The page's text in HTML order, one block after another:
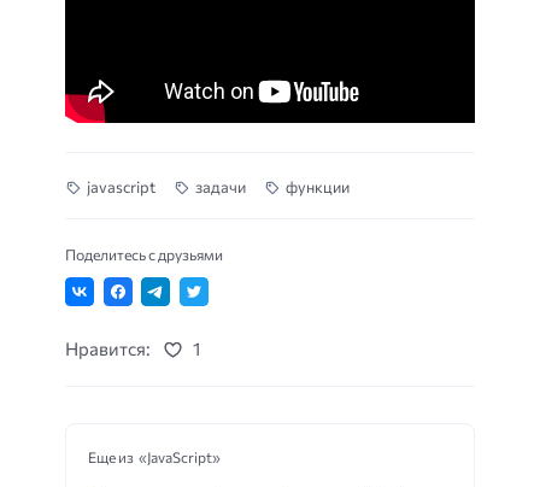
javascript задачи функции
Поделитесь с друзьями
Нравится: 1
Еще из «JavaScript»